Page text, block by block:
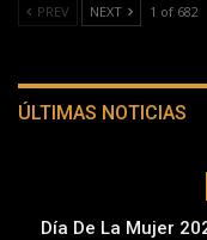
PREV NEXT 1 of 682
ÚLTIMAS NOTICIAS
Día De La Mujer